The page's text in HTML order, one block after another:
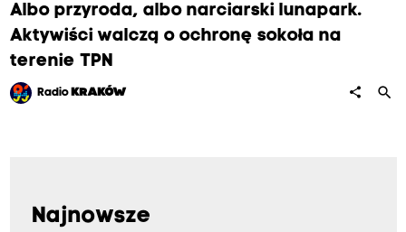
Albo przyroda, albo narciarski lunapark.
Aktywiści walczą o ochronę sokoła na
terenie TPN
Radio KRAKÓW share search
Najnowsze